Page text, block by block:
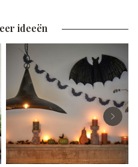
ideeën